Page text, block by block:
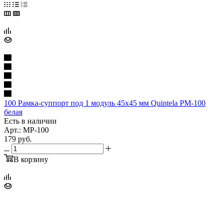
100 Рамка-суппорт под 1 модуль 45х45 мм Quintela РM-100
белая
Есть в наличии
Арт.: MP-100
179 руб.
В корзину